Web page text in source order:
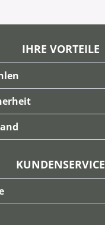
IHRE VORTEILE
KUNDENSERVICE